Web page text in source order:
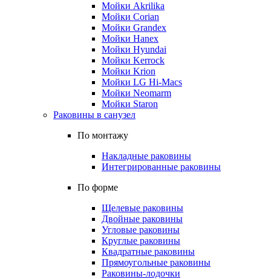
Мойки Akrilika
Мойки Corian
Мойки Grandex
Мойки Hanex
Мойки Hyundai
Мойки Kerrock
Мойки Krion
Мойки LG Hi-Macs
Мойки Neomarm
Мойки Staron
Раковины в санузел
По монтажу
Накладные раковины
Интегрированные раковины
По форме
Щелевые раковины
Двойные раковины
Угловые раковины
Круглые раковины
Квадратные раковины
Прямоугольные раковины
Раковины-лодочки